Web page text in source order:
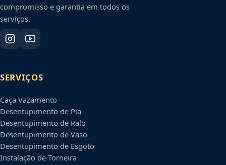
compromisso e garantia em todos os
serviços.
SERVIÇOS
Caça Vazamento
Desentupimento de Pia
Desentupimento de Ralo
Desentupimento de Vaso
Desentupimento de Esgoto
Instalação de Torneira